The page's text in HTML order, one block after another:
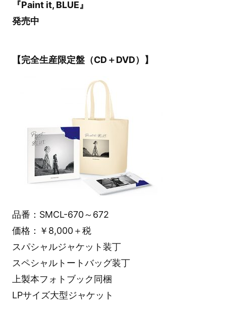
『Paint it, BLUE』
発売中
【完全生産限定盤（CD＋DVD）】
品番：SMCL-670～672
価格：￥8,000＋税
スパシャルジャケット装丁
スペシャルトートバッグ装丁
上製本フォトブック同梱
LPサイズ大型ジャケット